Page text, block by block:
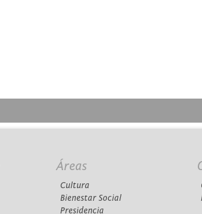
Áreas
Cultura
Bienestar Social
Presidencia